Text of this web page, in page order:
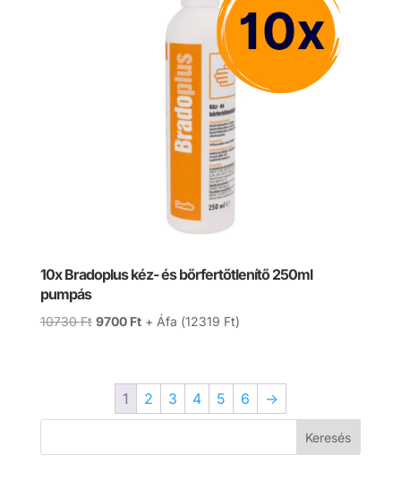
10x Bradoplus kéz- és bőrfertőtlenítő 250ml
pumpás
10730Ft Original
10730 Ft.
9700 FtCurrent
9700 Ft.
+ Áfa (12319 Ft)
1 2 3 4 5 6 →
Keresés